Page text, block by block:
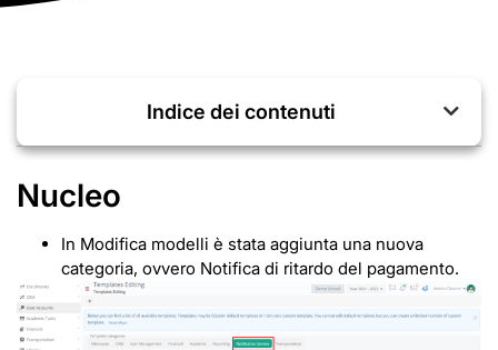
Indice dei contenuti
Nucleo
In Modifica modelli è stata aggiunta una nuova
categoria, ovvero Notifica di ritardo del pagamento.